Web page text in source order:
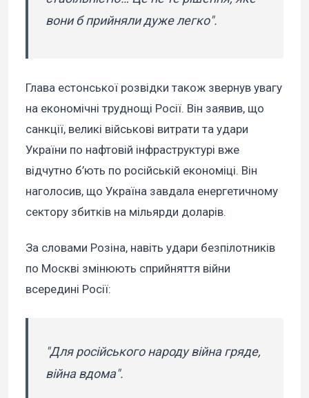
вони б прийняли дуже легко".
Глава естонської розвідки також звернув увагу
на економічні труднощі Росії. Він заявив, що
санкції, великі військові витрати та удари
України по нафтовій інфраструктурі вже
відчутно б’ють по російській економіці. Він
наголосив, що Україна завдала енергетичному
сектору збитків на мільярди доларів.
За словами Розіна, навіть удари безпілотників
по Москві змінюють сприйняття війни
всередині Росії:
"Для російського народу війна гряде,
війна вдома".